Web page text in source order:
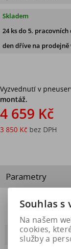
Skladem
24 ksdo 5. pracovních
den dříve na prodejně
Vyzvednutí v
montáž.
4 659 Kč
3 850 Kč bez DPH
Parametry
Přilnavost na
ledu
NE
PŘILNAVOST A
Souhlas s
Na našem
cookies,
služby a